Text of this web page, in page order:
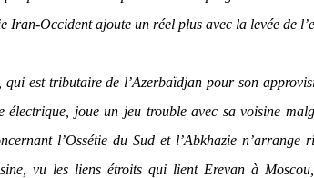
Iran-Occident ajoute un réel plus avec la levée de
qui est tributaire de l’Azerbaïdjan pour son
électrique, joue un jeu trouble avec sa voisine
l’Ossétie du Sud et l’Abkhazie
vu les liens étroits qui lient Erevan à